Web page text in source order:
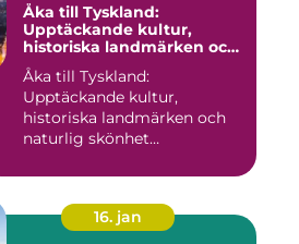
Åka till Tyskland:
Upptäckande kultur,
historiska landmärken och
naturlig skönhet
Åka till Tyskland:
Upptäckande kultur,
historiska landmärken och
naturlig skönhet
16. jan